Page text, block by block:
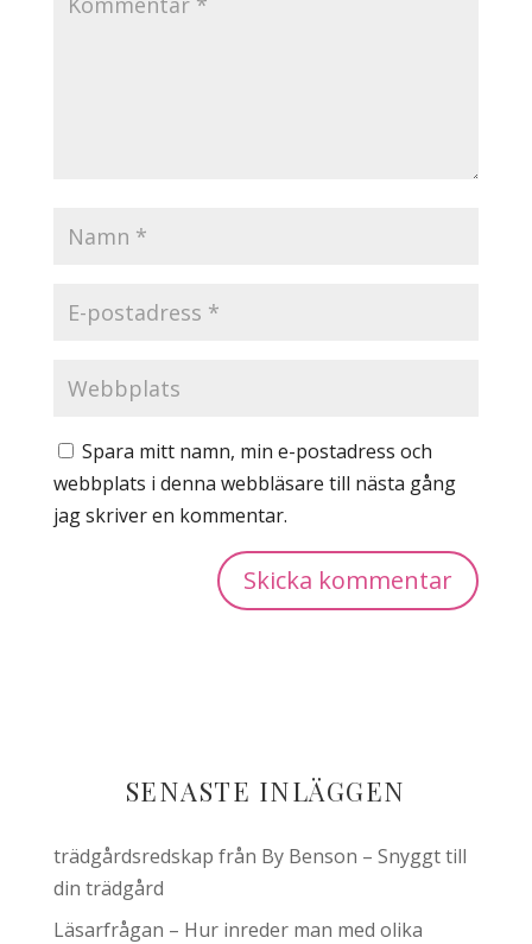
Spara mitt namn, min e-postadress och
webbplats i denna webbläsare till nästa gång
jag skriver en kommentar.
SENASTE INLÄGGEN
trädgårdsredskap från By Benson – Snyggt till
din trädgård
Läsarfrågan – Hur inreder man med olika